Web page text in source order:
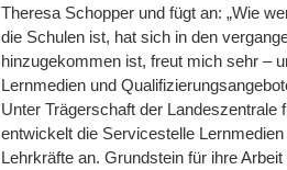
Theresa Schopper und fügt an: „Wie
die Schulen ist, hat sich in den
hinzugekommen ist, freut mich sehr –
Lernmedien und
Unter Trägerschaft der
entwickelt die Servicestelle
Lehrkräfte an. Grundstein für ihre